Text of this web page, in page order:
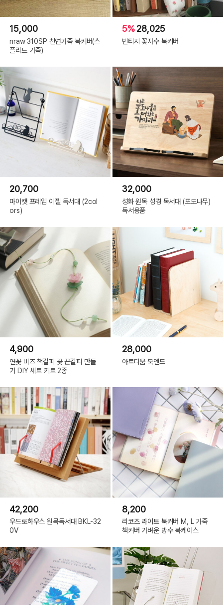
15,000
nraw 310SP 천연가죽 북커버(스
플리트 가죽)
5%28,025
빈티지 꽃자수 북커버
20,700
마이캣 프레임 이젤 독서대 (2col
ors)
32,000
성화 원목 성경 독서대 (포도나무)
독서용품
4,900
연꽃 비즈 책갈피 꽃 끈갈피 만들
기 DIY 세트 키트 2종
28,000
아르디움 북엔드
42,200
우드로하우스 원목독서대 BKL-32
0V
8,200
리코즈 라이트 북커버 M, L 가죽
책커버 가벼운 방수 북케이스